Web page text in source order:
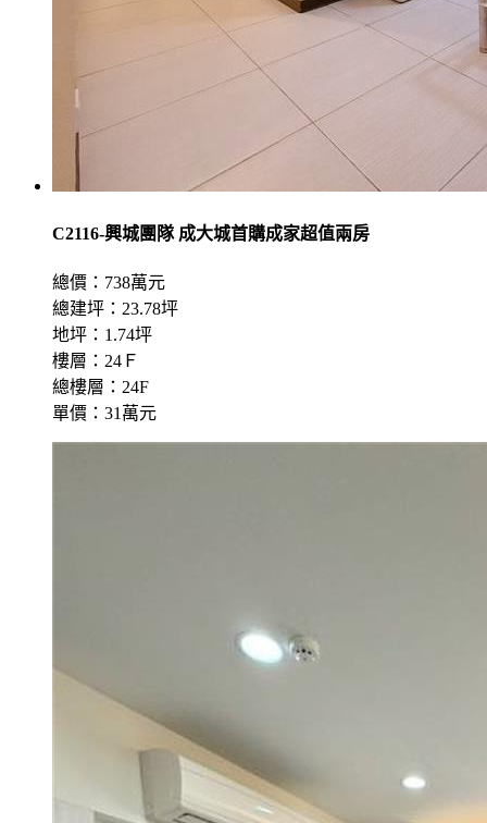
C2116-興城團隊 成大城首購成家超值兩房
總價：738萬元
總建坪：23.78坪
地坪：1.74坪
樓層：24Ｆ
總樓層：24F
單價：31萬元